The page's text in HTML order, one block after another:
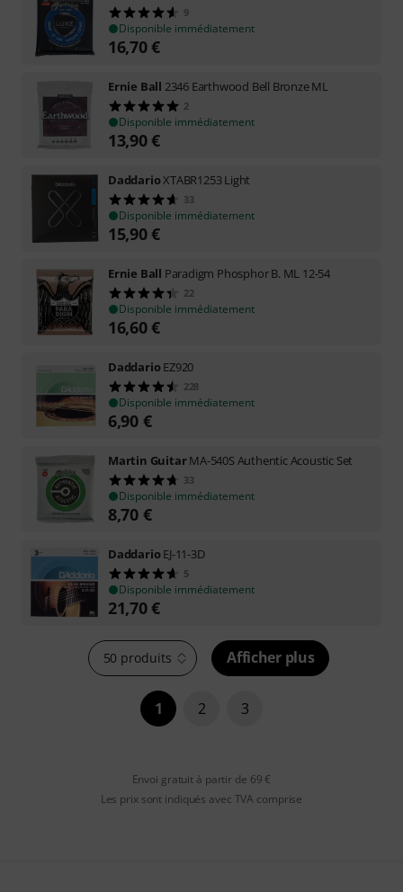
9
Disponible immédiatement
16,70€
Ernie Ball 2346 Earthwood Bell Bronze ML
2
Disponible immédiatement
13,90€
DaddarioXTABR1253 Light
33
Disponible immédiatement
15,90€
Ernie Ball Paradigm Phosphor B. ML 12-54
22
Disponible immédiatement
16,60€
DaddarioEZ920
228
Disponible immédiatement
6,90 €
Martin GuitarMA-540S Authentic Acoustic Set
33
Disponible immédiatement
8,70 €
DaddarioEJ-11-3D
5
Disponible immédiatement
21,70€
50 produits Afficher plus
1 2 3
Envoi gratuit à partir de 69 €
Les prix sont indiqués avec TVA comprise